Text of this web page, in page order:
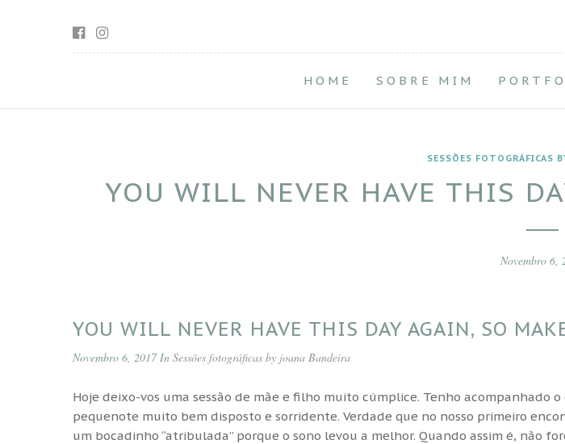
HOME SOBRE MIM
SESSÕES FOTOGRÁFICAS
YOU WILL NEVER HAVE THIS
Novembro 6,
YOU WILL NEVER HAVE THIS DAY AGAIN, SO
Novembro 6, 2017 In Sessões fotográficas by joana Bandeira
Hoje deixo-vos uma sessão de mãe e filho muito cúmplice. Tenho acompanhado
pequenote muito bem disposto e sorridente. Verdade que no nosso primeiro
um bocadinho “atribulada” porque o sono levou a melhor. Quando assim é, não